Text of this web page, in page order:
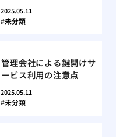
2025.05.11
未分類
管理会社による鍵開けサ
ービス利用の注意点
2025.05.11
未分類